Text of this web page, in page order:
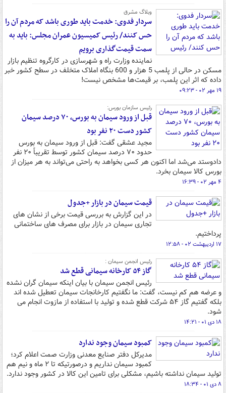
وبلاگ مشرق
سردار فدوی: خدمت باید طوری باشد که مردم آن را
حس کنند/ رئیس کمیسیون عمران مجلس: باید به
سمت قیمت‌گذاری برویم
نماینده وزارت راه و شهرسازی در کارگروه تنظیم بازار
مسکن در حالی از پلمب 5 هزار و 600 بنگاه املاک متخلف در سطح کشور خبر
داده که اثر این پلمب، بر قیمت‌ها مشخص نیست!
۱۹ مهر ۰۲ - ۰۹:۲۳
رئیس سازمان بورس:
قبل از ورود سیمان به بورس، ۷۰ درصد سیمان
کشور دست ۲۰ نفر بود
مجید عشقی گفت: قبل از ورود سیمان به بورس
حدود ۷۰ درصد سیمان کشور توسط تقریباً ۲۰ نفر
دادوستد می‌شد اما اکنون هر کسی بخواهد به راحتی می‌تواند به هر میزان از
بورس کالا سیمان بخرد.
۴ مهر ۰۲ - ۱۶:۳۹
قیمت سیمان در بازار +جدول
در این گزارش به بررسی قیمت برخی از نشان های
تجاری سیمان در بازار برای مصرف های ساختمانی
پرداختیم.
۱۷ اردیبهشت ۰۲ - ۱۲:۵۸
رئیس انجمن سیمان :
گاز ۵۴ کارخانه سیمانی قطع شد
رئیس انجمن سیمان با بیان اینکه سیمان گران نشده
و عرضه هم کم نیست، گفت: ما نگفتیم کارخانجات سیمان تعطیل شده اند
بلکه گفتیم گاز ۵۴ شرکت قطع شده و تولید با استفاده از مازوت انجام می
شود.
۱۸ دی ۰۱ - ۱۴:۲۱
کمبود سیمان وجود ندارد
مدیرکل دفتر صنایع معدنی وزارت صمت اعلام کرد؛
کمبود سیمان نداریم و درصورتیکه تا ۲ ماه و نیم هم
تولید سیمان نداشته باشیم، مشکلی برای تامین این کالا در کشور وجود ندارد.
۸ دی ۰۱ - ۱۸:۳۴